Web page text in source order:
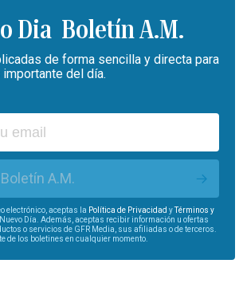
Boletín A.M.
de forma sencilla y directa para
del día.
A.M.
electrónico, aceptas la Política de Privacidad yTérminos y
Día. Además, aceptas recibir información u ofertas
o servicios de GFR Media, sus afiliadas o de terceros.
de los boletines en cualquier momento.